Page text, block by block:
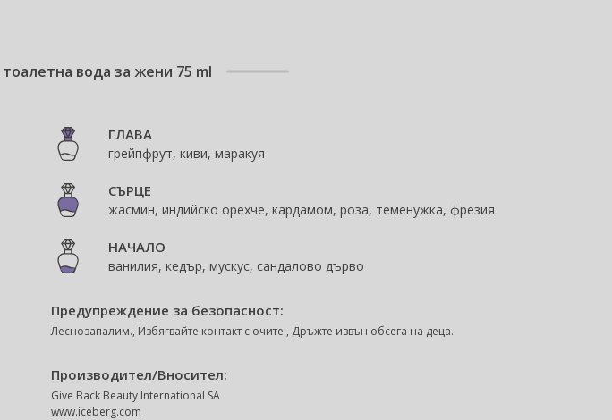
тоалетна вода за жени 75 ml
ГЛАВА
грейпфрут, киви, маракуя
СЪРЦЕ
жасмин, индийско орехче, кардамом, роза, теменужка, фрезия
НАЧАЛО
ванилия, кедър, мускус, сандалово дърво
Предупреждение за безопасност:
Леснозапалим., Избягвайте контакт с очите., Дръжте извън обсега на деца.
Производител/Вносител:
Give Back Beauty International SA
www.iceberg.com